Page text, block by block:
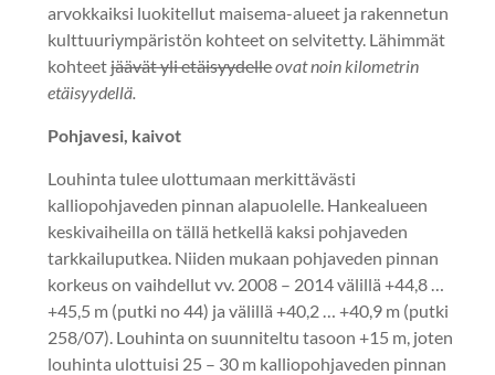
arvokkaiksi luokitellut maisema-alueet ja rakennetun
kulttuuriympäristön kohteet on selvitetty. Lähimmät
kohteetjäävät yli etäisyydelleovat noin kilometrin
etäisyydellä.
Pohjavesi, kaivot
Louhinta tulee ulottumaan merkittävästi
kalliopohjaveden pinnan alapuolelle. Hankealueen
keskivaiheilla on tällä hetkellä kaksi pohjaveden
tarkkailuputkea. Niiden mukaan pohjaveden pinnan
korkeus on vaihdellut vv. 2008 – 2014 välillä +44,8 …
+45,5 m (putki no 44) ja välillä +40,2 … +40,9 m (putki
258/07). Louhinta on suunniteltu tasoon +15 m, joten
louhinta ulottuisi 25 – 30 m kalliopohjaveden pinnan